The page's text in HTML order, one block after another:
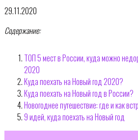
29.11.2020
Содержание:
ТОП 5 мест в России, куда можно
2020
Куда поехать на Новый год 2020?
Куда поехать на Новый год в России?
Новогоднее путешествие: где и как
9 идей, куда поехать на Новый год